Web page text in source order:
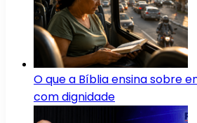
O que a Bíblia ensina sobre
com dignidade